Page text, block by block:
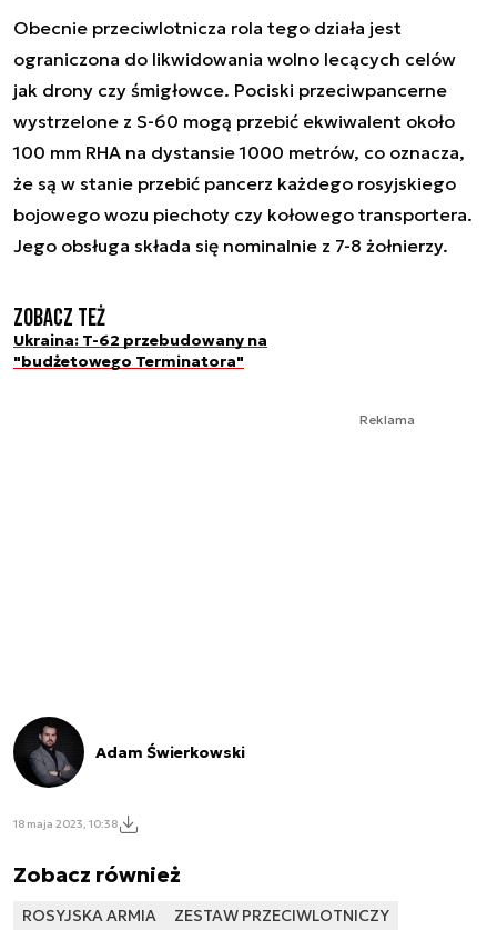
Obecnie przeciwlotnicza rola tego działa jest
ograniczona do likwidowania wolno lecących celów
jak drony czy śmigłowce. Pociski przeciwpancerne
wystrzelone z S-60 mogą przebić ekwiwalent około
100 mm RHA na dystansie 1000 metrów, co oznacza,
że są w stanie przebić pancerz każdego rosyjskiego
bojowego wozu piechoty czy kołowego transportera.
Jego obsługa składa się nominalnie z 7-8 żołnierzy.
Zobacz też
Ukraina: T-62 przebudowany na
"budżetowego Terminatora"
Reklama
Adam Świerkowski
18 maja 2023, 10:38
Zobacz również
ROSYJSKA ARMIA
ZESTAW PRZECIWLOTNICZY